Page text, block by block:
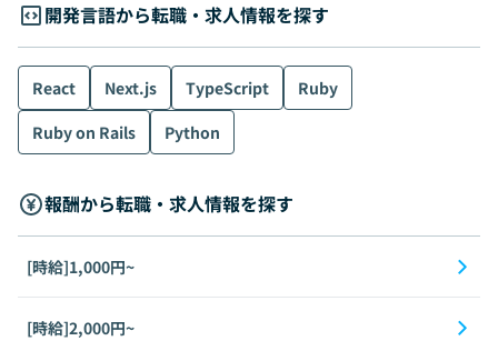
開発言語から転職・求人情報を探す
React Next.js TypeScript
Ruby
Ruby on Rails
Python
報酬から転職・求人情報を探す
[時給]1,000円~
[時給]2,000円~